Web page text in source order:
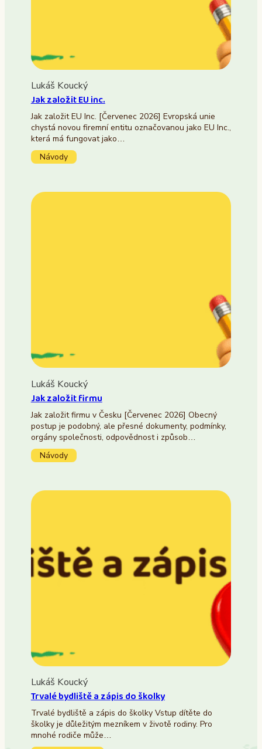
Lukáš Koucký
Jak založit EU inc.
Jak založit EU Inc. [Červenec 2026] Evropská unie
chystá novou firemní entitu označovanou jako EU Inc.,
která má fungovat jako…
Návody
Lukáš Koucký
Jak založit firmu
Jak založit firmu v Česku [Červenec 2026] Obecný
postup je podobný, ale přesné dokumenty, podmínky,
orgány společnosti, odpovědnost i způsob…
Návody
Lukáš Koucký
Trvalé bydliště a zápis do školky
Trvalé bydliště a zápis do školky Vstup dítěte do
školky je důležitým mezníkem v životě rodiny. Pro
mnohé rodiče může…